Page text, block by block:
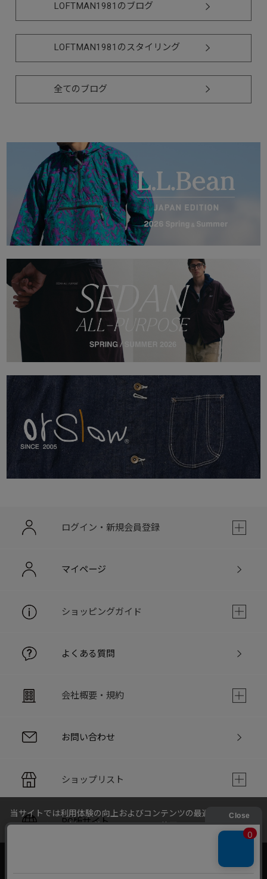
LOFTMAN1981のブログ
LOFTMAN1981のスタイリング
全てのブログ
ログイン・新規会員登録
マイページ
ショッピングガイド
よくある質問
会社概要・規約
お問い合わせ
ショップリスト
PC版サイト
当サイトでは利用体験の向上およびコンテンツの最適な提供、ト
ラフィックの分析を目的としてCookieを使用しています。
サイトの閲覧を継続された場合、Cookieの利用に同意したことも